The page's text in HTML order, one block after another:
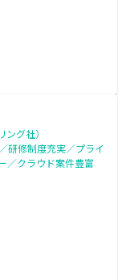
グ社）
研修制度充実／プライ
／クラウド案件豊富